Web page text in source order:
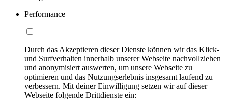
Performance
Durch das Akzeptieren dieser Dienste können wir das Klick-
und Surfverhalten innerhalb unserer Webseite nachvollziehen
und anonymisiert auswerten, um unsere Webseite zu
optimieren und das Nutzungserlebnis insgesamt laufend zu
verbessern. Mit deiner Einwilligung setzen wir auf dieser
Webseite folgende Drittdienste ein: